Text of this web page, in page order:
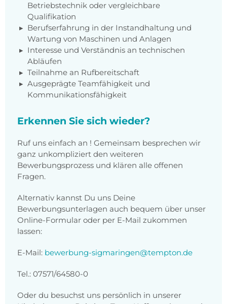
Betriebstechnik oder vergleichbare
Qualifikation
Berufserfahrung in der Instandhaltung und
Wartung von Maschinen und Anlagen
Interesse und Verständnis an technischen
Abläufen
Teilnahme an Rufbereitschaft
Ausgeprägte Teamfähigkeit und
Kommunikationsfähigkeit
Erkennen Sie sich wieder?
Ruf uns einfach an ! Gemeinsam besprechen wir
ganz unkompliziert den weiteren
Bewerbungsprozess und klären alle offenen
Fragen.
Alternativ kannst Du uns Deine
Bewerbungsunterlagen auch bequem über unser
Online-Formular oder per E-Mail zukommen
lassen:
E-Mail: bewerbung-sigmaringen@tempton.de
Tel.: 07571/64580-0
Oder du besuchst uns persönlich in unserer